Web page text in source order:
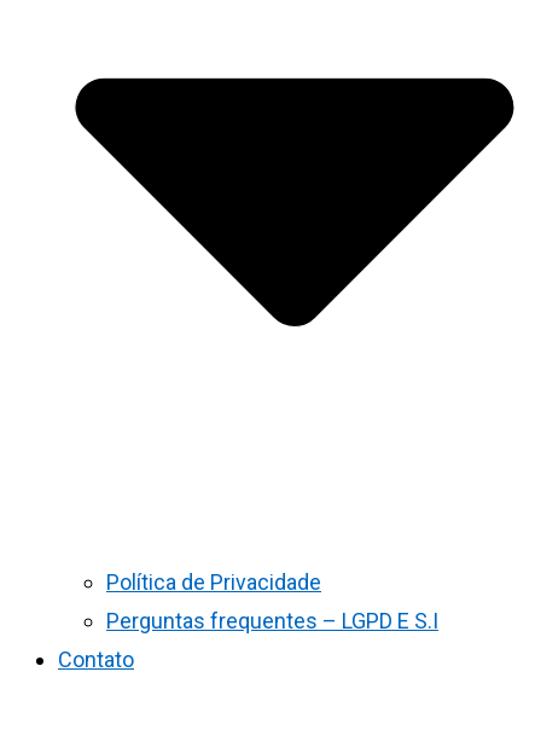
Política de Privacidade
Perguntas frequentes – LGPD E S.I
Contato